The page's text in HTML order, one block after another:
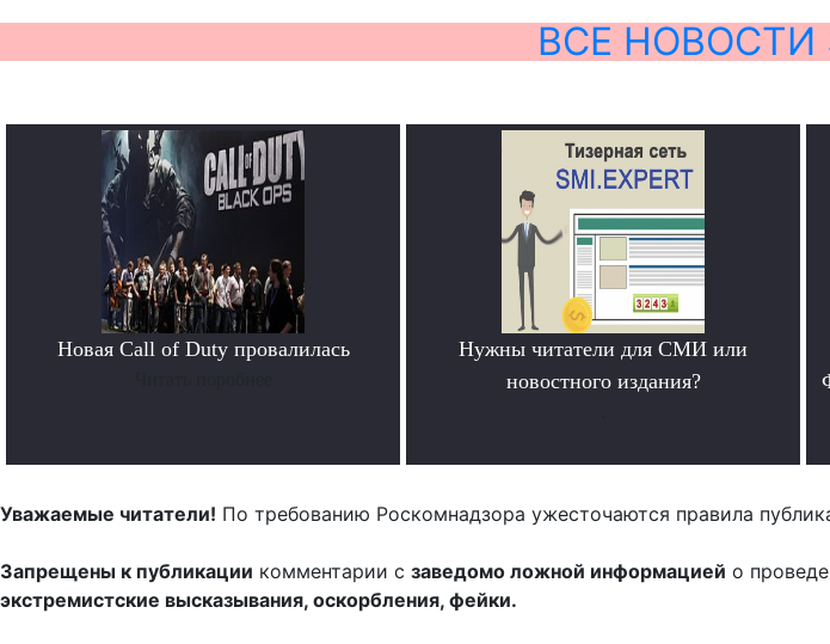
ВСЕ НОВОСТИ
Новая Call of Duty провалилась
Нужны читатели для СМИ или
новостного издания?
Уважаемые читатели! По требованию Роскомнадзора ужесточаются правила
Запрещены к публикации комментарии с заведомо ложной информацией о
экстремистские высказывания, оскорбления, фейки.